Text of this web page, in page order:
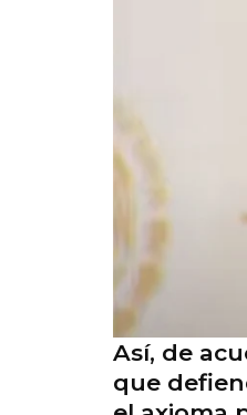
Así, de
que